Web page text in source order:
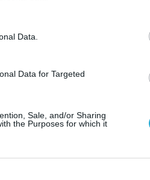
Data.
Data for Targeted
Sale, and/or Sharing
the Purposes for which it